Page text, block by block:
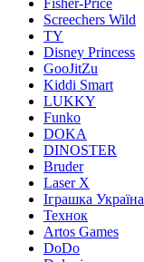
Fisher-Price
Screechers Wild
TY
Disney Princess
GooJitZu
Kiddi Smart
LUKKY
Funko
DOKA
DINOSTER
Bruder
Laser X
Іграшка Україна
Технок
Artos Games
DoDo